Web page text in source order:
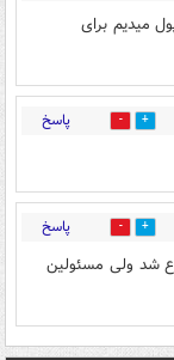
میدیم برای
5 پاسخ
10 پاسخ
شد ولی مسئولین